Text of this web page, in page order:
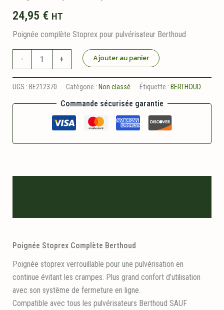
24,95 € HT
Poignée complète Stoprex pour pulvérisateur Berthoud
-
Stoprex
Berthoud
+ Ajouter au panier
UGS : BE212370 Catégorie : Non classé Étiquette : BERTHOUD
Commande sécurisée garantie
Poignée Stoprex Complète Berthoud
Poignée stoprex verrouillable pour une pulvérisation en
continue évitant les crampes. Plus grand confort d’utilisation
avec son système de fermeture en ligne.
Compatible avec tous les pulvérisateurs Berthoud SAUF